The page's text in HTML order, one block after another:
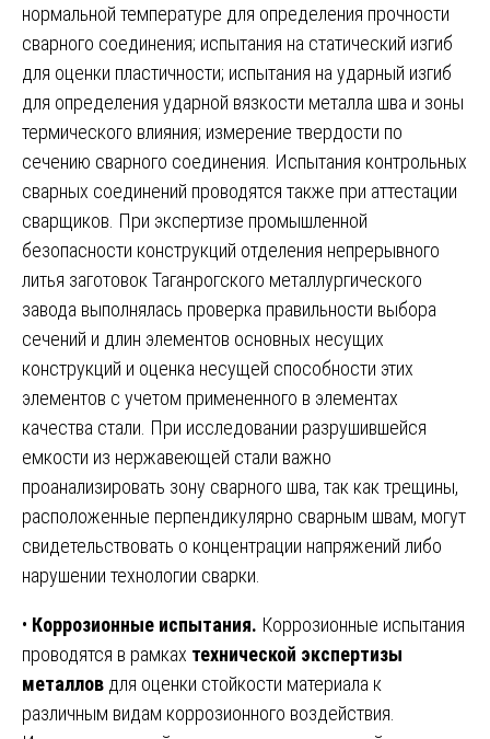
нормальной температуре для определения прочности
сварного соединения; испытания на статический изгиб
для оценки пластичности; испытания на ударный изгиб
для определения ударной вязкости металла шва и зоны
термического влияния; измерение твердости по
сечению сварного соединения. Испытания контрольных
сварных соединений проводятся также при аттестации
сварщиков. При экспертизе промышленной
безопасности конструкций отделения непрерывного
литья заготовок Таганрогского металлургического
завода выполнялась проверка правильности выбора
сечений и длин элементов основных несущих
конструкций и оценка несущей способности этих
элементов с учетом примененного в элементах
качества стали. При исследовании разрушившейся
емкости из нержавеющей стали важно
проанализировать зону сварного шва, так как трещины,
расположенные перпендикулярно сварным швам, могут
свидетельствовать о концентрации напряжений либо
нарушении технологии сварки.
• Коррозионные испытания. Коррозионные испытания
проводятся в рамках технической экспертизы
металлов для оценки стойкости материала к
различным видам коррозионного воздействия.